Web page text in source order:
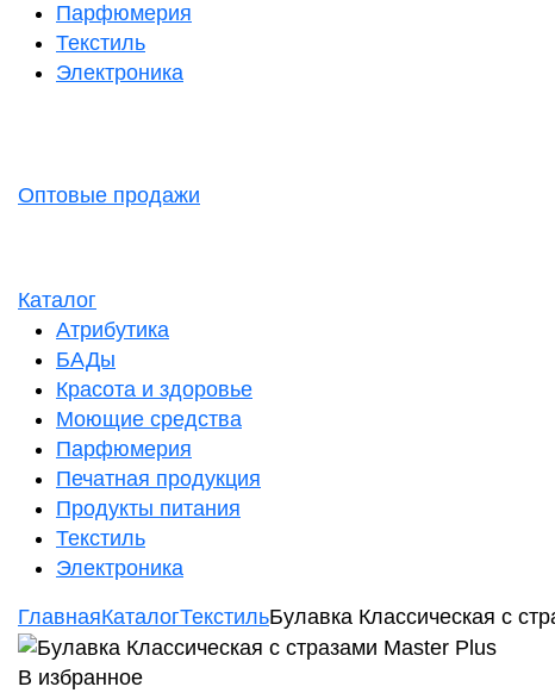
Парфюмерия
Текстиль
Электроника
Оптовые продажи
Каталог
Атрибутика
БАДы
Красота и здоровье
Моющие средства
Парфюмерия
Печатная продукция
Продукты питания
Текстиль
Электроника
ГлавнаяКаталогТекстильБулавка Классическая с
В избранное